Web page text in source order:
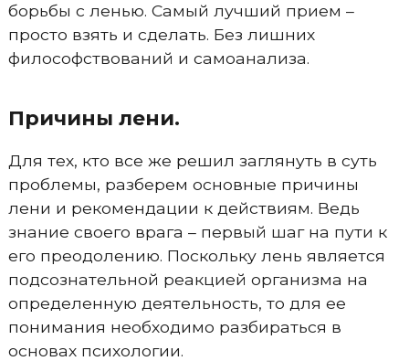
борьбы с ленью. Самый лучший прием –
просто взять и сделать. Без лишних
философствований и самоанализа.
Причины лени.
Для тех, кто все же решил заглянуть в суть
проблемы, разберем основные причины
лени и рекомендации к действиям. Ведь
знание своего врага – первый шаг на пути к
его преодолению. Поскольку лень является
подсознательной реакцией организма на
определенную деятельность, то для ее
понимания необходимо разбираться в
основах психологии.